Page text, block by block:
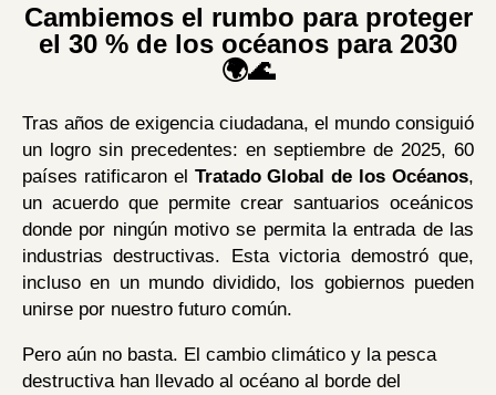
Cambiemos el rumbo para proteger
el 30 % de los océanos para 2030
🌍🌊
Tras años de exigencia ciudadana, el mundo consiguió
un logro sin precedentes: en septiembre de 2025, 60
países ratificaron el Tratado Global de los Océanos,
un acuerdo que permite crear santuarios oceánicos
donde por ningún motivo se permita la entrada de las
industrias destructivas. Esta victoria demostró que,
incluso en un mundo dividido, los gobiernos pueden
unirse por nuestro futuro común.
Pero aún no basta. El cambio climático y la pesca
destructiva han llevado al océano al borde del